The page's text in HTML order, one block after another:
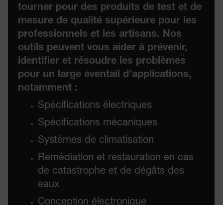
tourner pour des produits de test et de
mesure de qualité supérieure pour les
professionnels et les artisans. Nos
outils peuvent vous aider à prévenir,
identifier et résoudre les problèmes
pour un large éventail d’applications,
notamment :
Spécifications électriques
Spécifications mécaniques
Systèmes de climatisation
Remédiation et restauration en cas
de catastrophe et de dégâts des
eaux
Conception électronique